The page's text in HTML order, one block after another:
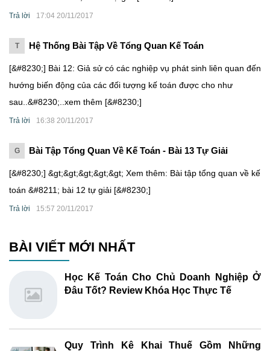
Trả lời 17:04 20/11/2017
T Hệ Thống Bài Tập Về Tổng Quan Kế Toán
[&#8230;] Bài 12: Giả sử có các nghiệp vụ phát sinh liên quan đến
hướng biến động của các đối tượng kế toán được cho như
sau..&#8230;..xem thêm [&#8230;]
Trả lời 16:38 20/11/2017
G Bài Tập Tổng Quan Về Kế Toán - Bài 13 Tự Giải
[&#8230;] &gt;&gt;&gt;&gt;&gt; Xem thêm: Bài tập tổng quan về kế
toán &#8211; bài 12 tự giải [&#8230;]
Trả lời 15:57 20/11/2017
BÀI VIẾT MỚI NHẤT
Học Kế Toán Cho Chủ Doanh Nghiệp Ở
Đâu Tốt? Review Khóa Học Thực Tế
Quy Trình Kê Khai Thuế Gồm Những